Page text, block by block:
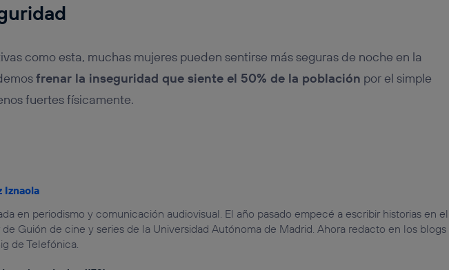
como esta, muchas mujeres pueden sentirse más seguras de noche en la
frenar la inseguridad que siente el 50% de la población por el simple
fuertes físicamente.
Iznaola
en periodismo y comunicación audiovisual. El año pasado empecé a escribir historias en el
de Guión de cine y series de la Universidad Autónoma de Madrid. Ahora redacto en los blogs
de Telefónica.